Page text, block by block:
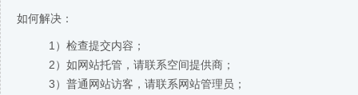
如何解决：
1）检查提交内容；
2）如网站托管，请联系空间提供商；
3）普通网站访客，请联系网站管理员；